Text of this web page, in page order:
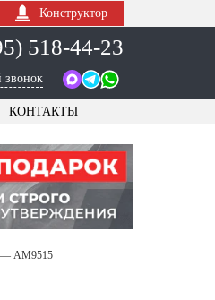
Конструктор
518-44-23
звонок
КОНТАКТЫ
— AM9515